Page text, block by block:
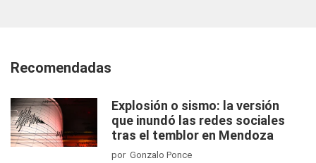
Recomendadas
Explosión o sismo: la versión
que inundó las redes sociales
tras el temblor en Mendoza
por Gonzalo Ponce